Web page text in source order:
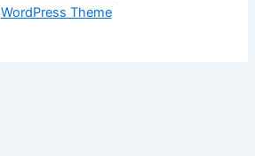
WordPress Theme